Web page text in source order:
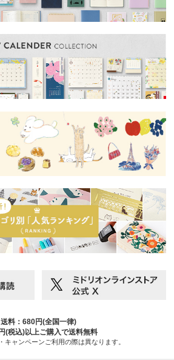
送料：680円(全国一律)
(税込)以上ご購入で送料無料
キャンペーンご利用の際は異なります。